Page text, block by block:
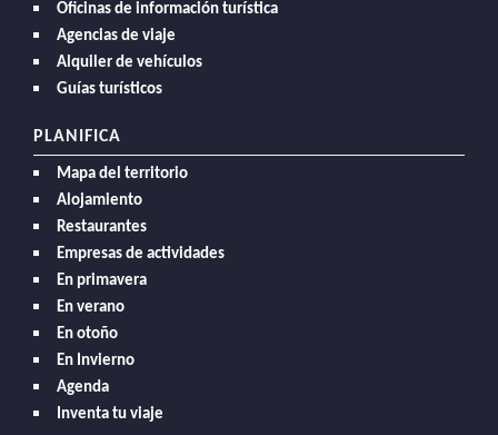
Oficinas de información turística
Agencias de viaje
Alquiler de vehículos
Guías turísticos
PLANIFICA
Mapa del territorio
Alojamiento
Restaurantes
Empresas de actividades
En primavera
En verano
En otoño
En Invierno
Agenda
Inventa tu viaje